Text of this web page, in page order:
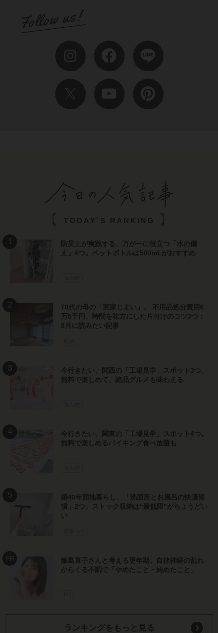
TODAY`S RANKING
防災士が実践する、万が一に役立つ「水の備
え」4つ。ペットボトルは500mLがおすすめ
70代の母の「実家じまい」。 不用品処分費用6
万5千円、時間を味方にした片付けのコツ3つ：
8月に読みたい記事
今行きたい、関西の「工場見学」スポット3つ。
無料で楽しめて、絶品グルメも味わえる
今行きたい、関東の「工場見学」スポット4つ。
無料で楽しめるバイキング食べ放題も
築40年団地暮らし、「洗面所とお風呂の快適習
慣」2つ。ストック収納は“最低限”がちょうどい
い
飯島直子さんと考える更年期。自律神経の乱れ
からくる不調で「やめたこと・始めたこと」
ランキングをもっと見る